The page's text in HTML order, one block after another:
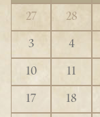
27 28
3
4
10
11
17
18